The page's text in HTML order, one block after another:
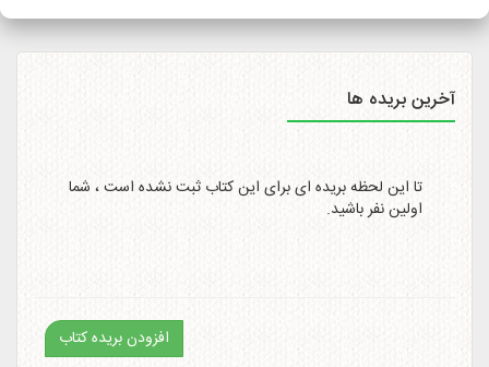
رقمی میسر است.
آخرین بریده ها
تا این لحظه بریده ای برای این کتاب ثبت نشده است ، شما
اولین نفر باشید.
افزودن بریده کتاب